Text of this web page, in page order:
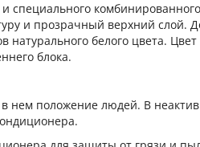
специального
и прозрачный верхний слой.
белого цвета.
блока.
нем положение людей. В